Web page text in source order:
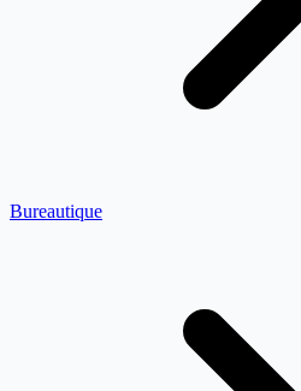
Bureautique